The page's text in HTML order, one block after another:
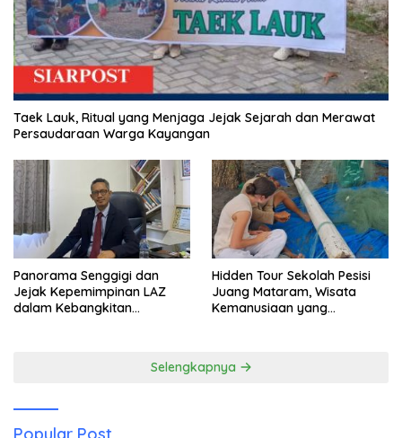
Taek Lauk, Ritual yang Menjaga Jejak Sejarah dan Merawat
Persaudaraan Warga Kayangan
Panorama Senggigi dan
Jejak Kepemimpinan LAZ
dalam Kebangkitan
Hidden Tour Sekolah Pesisi
Juang Mataram, Wisata
Kemanusiaan yang
Selengkapnya